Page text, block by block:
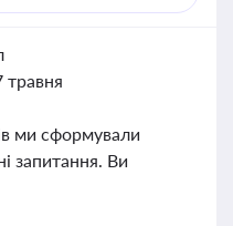
травня
ми сформували
запитання. Ви